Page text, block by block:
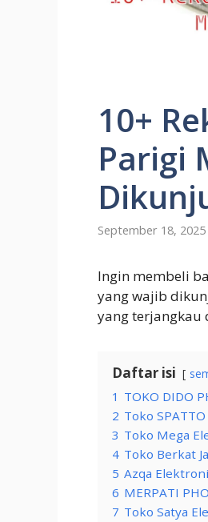
10+
Parigi
September 18, 2025
Ingin membeli
yang wajib
yang terjangkau
Daftar isi
1 TOKO DIDO
2 Toko
3 Toko Mega
4 Toko Berkat
5 Azqa
6 MERPATI
7 Toko Satya